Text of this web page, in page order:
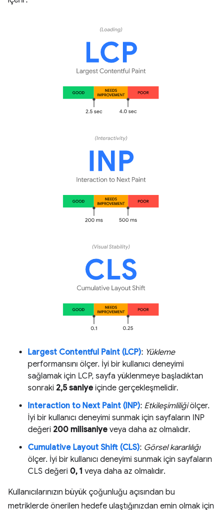
Largest Contentful Paint (LCP): Yükleme
performansını ölçer. İyi bir kullanıcı deneyimi
sağlamak için LCP, sayfa yüklenmeye başladıktan
sonraki 2,5 saniye içinde gerçekleşmelidir.
Interaction to Next Paint (INP): Etkileşimliliğiölçer.
İyi bir kullanıcı deneyimi sunmak için sayfaların INP
değeri 200 milisaniye veya daha az olmalıdır.
Cumulative Layout Shift (CLS): Görsel kararlılığı
ölçer. İyi bir kullanıcı deneyimi sunmak için sayfaların
CLS değeri 0, 1 veya daha az olmalıdır.
Kullanıcılarınızın büyük çoğunluğu açısından bu
metriklerde önerilen hedefe ulaştığınızdan emin olmak için